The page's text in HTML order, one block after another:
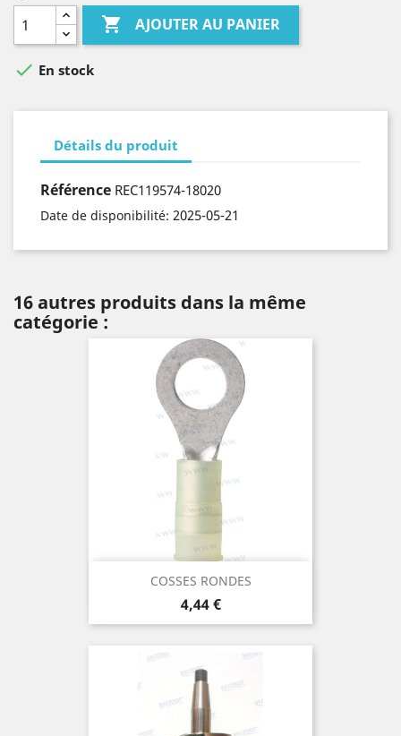
 AJOUTER AU PANIER
 En stock
Détails du produit
Référence REC119574-18020
Date de disponibilité: 2025-05-21
16 autres produits dans la même
catégorie :
COSSES RONDES
Prix
4,44 €